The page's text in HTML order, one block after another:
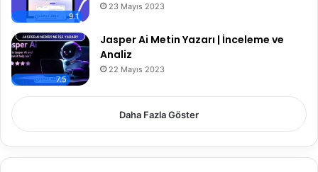
9.1
23 Mayıs 2023
7.5
Jasper Ai Metin Yazarı | İnceleme ve
Analiz
22 Mayıs 2023
Daha Fazla Göster